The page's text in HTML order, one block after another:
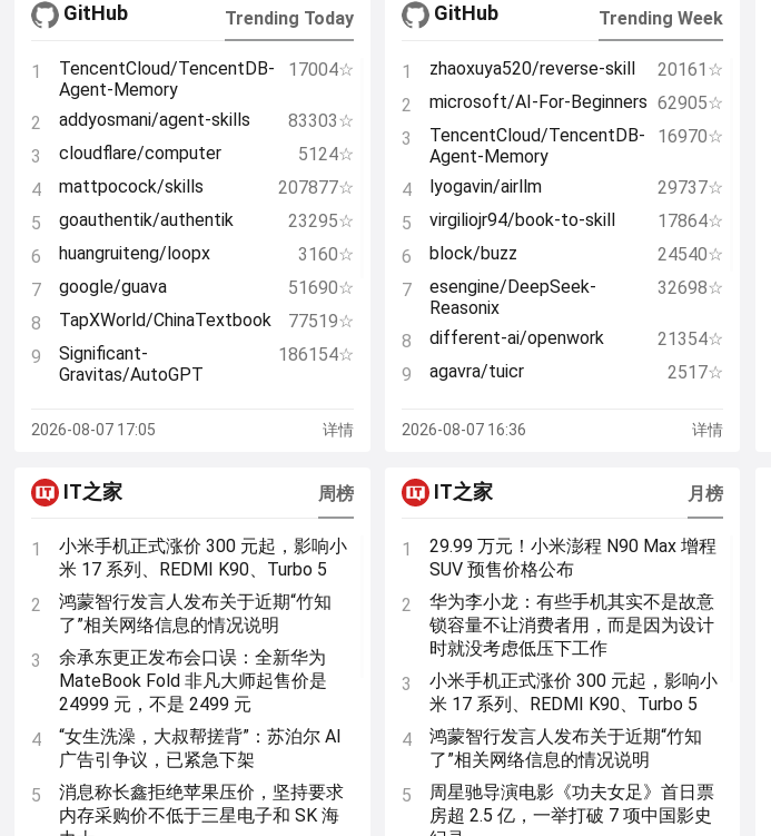
7
网友喊话小米推“重庆特供版”空调，
单联瑜称强劲风系列就是“火炉城市特
供”
K 系列命名引发热议：小米胡馨心暗
示 REDMI 后续旗舰手机有望命名为
K200 系列
9
首付 4.99 万起：小米 YU7 汽车 8 月
购车权益公布，限时上线“轻松还”金
融方案
10
OpenAI：ChatGPT 免费用户默认模
型升级为 GPT-5.6 Luna，Plus 和 Pro
用户更新聊天界面 GPT-5.6 Sol
即日起，ChatGPT 可以调用 Adobe
Photoshop、Lightroom 来修图、设
计了
规格：2 亿主摄、5X 潜望长焦
GitHub Trending Today
1
TencentCloud/TencentDB-
Agent-Memory
17004☆
2 addyosmani/agent-skills
83303☆
3
cloudflare/computer
5124☆
4
mattpocock/skills
207877☆
5
goauthentik/authentik
23295☆
6
huangruiteng/loopx
3160☆
7
google/guava
51690☆
8
TapXWorld/ChinaTextbook
77519☆
9
Significant-
Gravitas/AutoGPT
186154☆
graph
Reasonix
12 obra/superpowers
268383☆
13
firecrawl/pdf-inspector 12786☆
2026-08-07 17:05 详情
GitHub Trending Week
1 zhaoxuya520/reverse-skill
20161☆
2
microsoft/AI-For-Beginners 62905☆
3
TencentCloud/TencentDB-
Agent-Memory
16970☆
4 lyogavin/airllm
29737☆
5
virgiliojr94/book-to-skill
17864☆
6
block/buzz
24540☆
7
esengine/DeepSeek-
Reasonix
32698☆
8 different-ai/openwork
21354☆
9
agavra/tuicr
2517☆
11 deepfakes/faceswap
57360☆
12
engineer-handbook
20843☆
14
embabel/embabel-agent 3998☆
2026-08-07 16:36 详情
IT之家 周榜
1
小米手机正式涨价 300 元起，影响小
米 17 系列、REDMI K90、Turbo 5
2
鸿蒙智行发言人发布关于近期“竹知
了”相关网络信息的情况说明
3
余承东更正发布会口误：全新华为
MateBook Fold 非凡大师起售价是
24999 元，不是 2499 元
4
“女生洗澡，大叔帮搓背”：苏泊尔 AI
广告引争议，已紧急下架
5
消息称长鑫拒绝苹果压价，坚持要求
内存采购价不低于三星电子和 SK 海
IT之家 月榜
1
29.99 万元！小米澎程 N90 Max 增程
SUV 预售价格公布
2
华为李小龙：有些手机其实不是故意
锁容量不让消费者用，而是因为设计
时就没考虑低压下工作
3
小米手机正式涨价 300 元起，影响小
米 17 系列、REDMI K90、Turbo 5
4
鸿蒙智行发言人发布关于近期“竹知
了”相关网络信息的情况说明
5
周星驰导演电影《功夫女足》首日票
房超 2.5 亿，一举打破 7 项中国影史